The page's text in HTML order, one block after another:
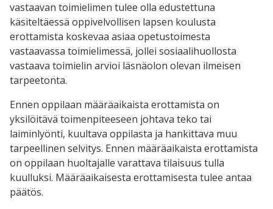
vastaavan toimielimen tulee olla edustettuna
käsiteltäessä oppivelvollisen lapsen koulusta
erottamista koskevaa asiaa opetustoimesta
vastaavassa toimielimessä, jollei sosiaalihuollosta
vastaava toimielin arvioi läsnäolon olevan ilmeisen
tarpeetonta.
Ennen oppilaan määräaikaista erottamista on
yksilöitävä toimenpiteeseen johtava teko tai
laiminlyönti, kuultava oppilasta ja hankittava muu
tarpeellinen selvitys. Ennen määräaikaista erottamista
on oppilaan huoltajalle varattava tilaisuus tulla
kuulluksi. Määräaikaisesta erottamisesta tulee antaa
päätös.